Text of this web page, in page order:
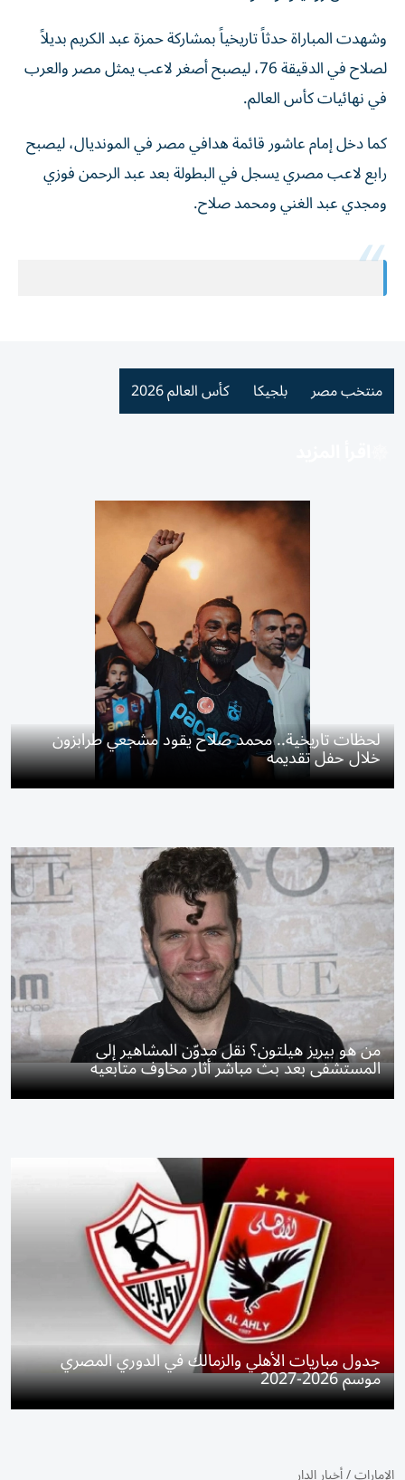
وشهدت المباراة حدثاً تاريخياً بمشاركة حمزة عبد الكريم بديلاً
لصلاح في الدقيقة 76، ليصبح أصغر لاعب يمثل مصر والعرب
في نهائيات كأس العالم.
كما دخل إمام عاشور قائمة هدافي مصر في المونديال، ليصبح
رابع لاعب مصري يسجل في البطولة بعد عبد الرحمن فوزي
ومجدي عبد الغني ومحمد صلاح.
منتخب مصر بلجيكا كأس العالم 2026
لحظات تاريخية.. محمد صلاح يقود مشجعي طرابزون
خلال حفل تقديمه
من هو بيريز هيلتون؟ نقل مدوّن المشاهير إلى
المستشفى بعد بث مباشر أثار مخاوف متابعيه
جدول مباريات الأهلي والزمالك في الدوري المصري
موسم 2026-2027